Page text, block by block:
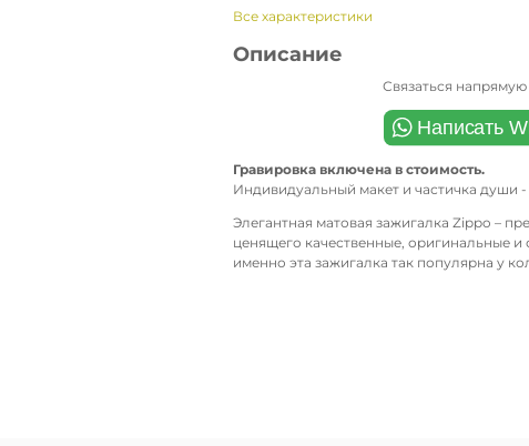
Все характеристики
Описание
Связаться
Гравировка включена в стоимость.
Индивидуальный макет и частичка души -
Элегантная матовая зажигалка Zippo –
ценящего качественные, оригинальные
именно эта зажигалка так популярна у